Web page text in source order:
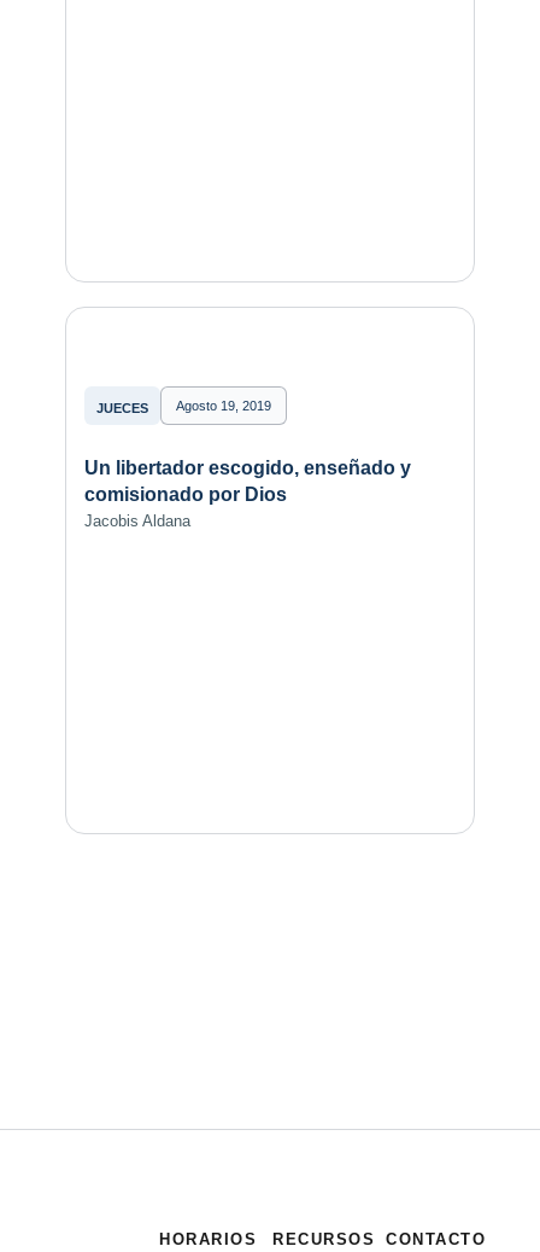
JUECES Agosto 19, 2019
Un libertador escogido, enseñado y
comisionado por Dios
Jacobis Aldana
HORARIOS RECURSOS CONTACTO